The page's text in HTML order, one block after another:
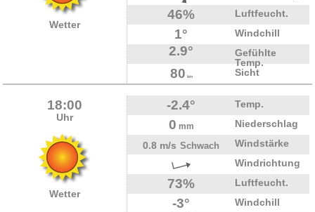
Wetter
46% Luftfeucht.
1° Windchill
2.9°
Gefühlte
Temp.
80 km Sicht
18:00
Uhr
Wetter
-2.4° Temp.
0 mm
Niederschlag
0.8 m/s Schwach
Windstärke
Windrichtung
73% Luftfeucht.
-3° Windchill